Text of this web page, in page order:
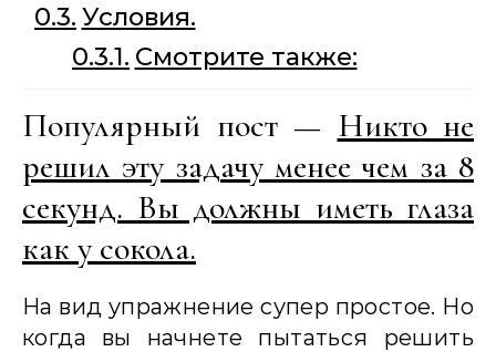
Условия.
Смотрите также:
Популярный пост — Никто не
решил эту задачу менее чем за 8
секунд. Вы должны иметь глаза
как у сокола.
На вид упражнение супер простое. Но
когда вы начнете пытаться решить